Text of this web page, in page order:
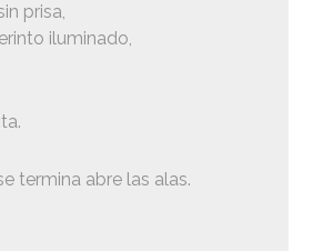
prisa,
iluminado,
termina abre las alas.